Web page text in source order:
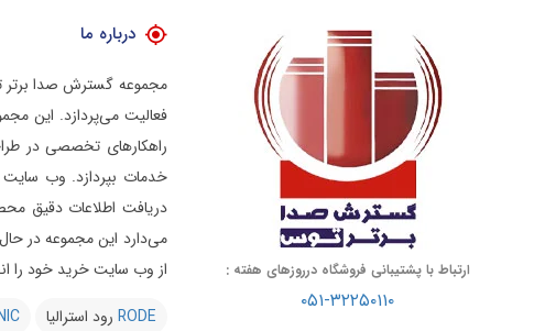
ارتباط با پشتیبانی فروشگاه درروزهای هفته :
۰۵۱-۳۲۲۵۰۱۱۰
درباره ما
فعالیت می‌پردازد.
راهکارهای تخصصی در
خدمات بپردازد. وب سایت
دریافت اطلاعات دقیق
از وب سایت خرید خود را
RODE رود استرالیا